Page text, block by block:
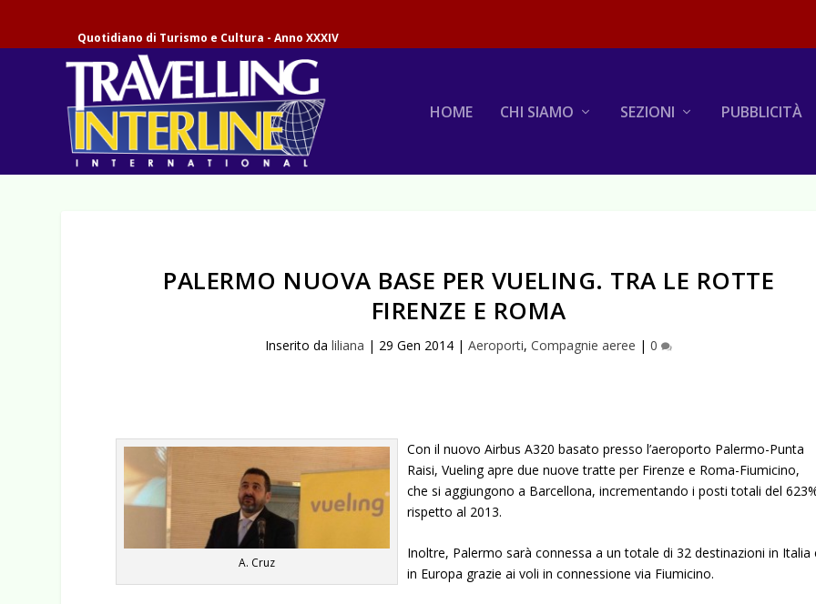
Quotidiano di Turismo e Cultura - Anno XXXIV
HOME CHI SIAMO SEZIONI PUBBLICITÀ
PALERMO NUOVA BASE PER VUELING. TRA LE ROTTE
FIRENZE E ROMA
Inserito daliliana | 29 Gen 2014 |Aeroporti,Compagnie aeree |0
A. Cruz
Con il nuovo Airbus A320 basato presso l’aeroporto Palermo-Punta
Raisi, Vueling apre due nuove tratte per Firenze e Roma-Fiumicino,
che si aggiungono a Barcellona, incrementando i posti totali del
rispetto al 2013.
Inoltre, Palermo sarà connessa a un totale di 32 destinazioni in Italia
in Europa grazie ai voli in connessione via Fiumicino.